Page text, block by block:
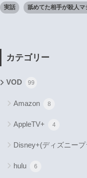
実話 舐めてた相手が殺人マ
カテゴリー
VOD 99
Amazon 8
AppleTV+ 4
Disney+(ディズニープ
hulu 6